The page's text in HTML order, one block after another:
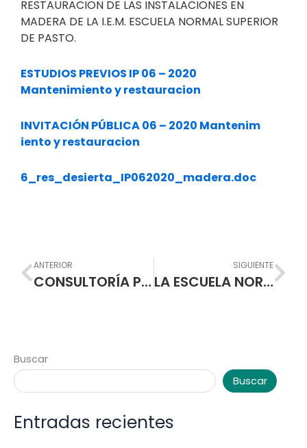
RESTAURACION DE LAS INSTALACIONES EN
MADERA DE LA I.E.M. ESCUELA NORMAL SUPERIOR
DE PASTO.
ESTUDIOS PREVIOS IP 06 – 2020
Mantenimiento y restauracion
INVITACIÓN PÚBLICA 06 – 2020 Mantenim
iento y restauracion
6_res_desierta_IP062020_madera.doc
Prev
ANTERIOR
CONSULTORÍA PARA LA ELABORACIÓN DE LOS ESTUDIOS Y DISEÑOS TÉCNICOS PARA LOS ESPACIOS E INFRAESTRUCTURA DE LA I.E.M. ESCUELA NORMAL SUPERIOR DE PASTO.
SIGUIENTE
LA ESCUELA NORMAL SUPERIOR DE PASTO ABRE INSCRIPCIONES PARA INGRESAR AL PROGRAMA DE FORMACION COMPLEMENTARIA
Buscar
Buscar
Entradas recientes